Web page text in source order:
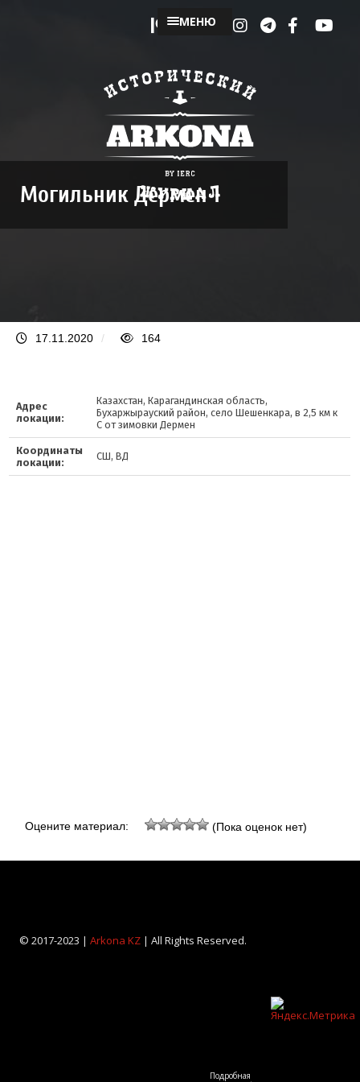
МЕНЮ
Могильник Дермен 1
17.11.2020 / 164
Адрес
локации:
Казахстан, Карагандинская область,
Бухаржырауский район, село Шешенкара, в 2,5 км к
С от зимовки Дермен
Координаты
локации:
СШ, ВД
Оцените материал: (Пока оценок нет)
© 2017-2023 | Arkona KZ| All Rights Reserved.
Подробная